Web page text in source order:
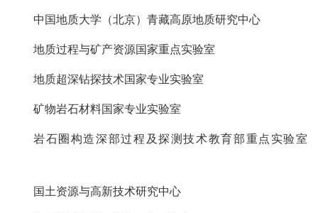
中国地质大学（北京）青藏高原地质研究中心
地质过程与矿产资源国家重点实验室
地质超深钻探技术国家专业实验室
矿物岩石材料国家专业实验室
岩石圈构造深部过程及探测技术教育部重点实验室
国土资源与高新技术研究中心